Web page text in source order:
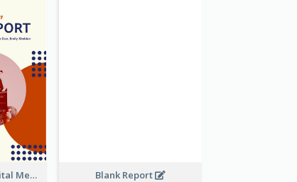
Purple And Red Digital Media Annual Report Blank Report